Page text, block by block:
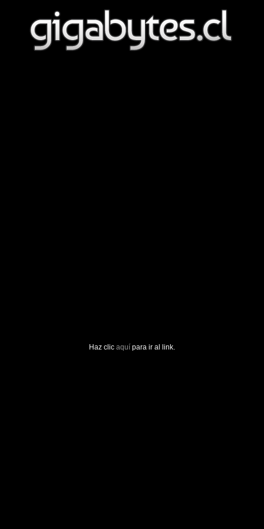
Haz clic aquí para ir al link.